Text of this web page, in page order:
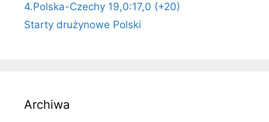
4.Polska-Czechy 19,0:17,0 (+20)
Starty drużynowe Polski
Archiwa